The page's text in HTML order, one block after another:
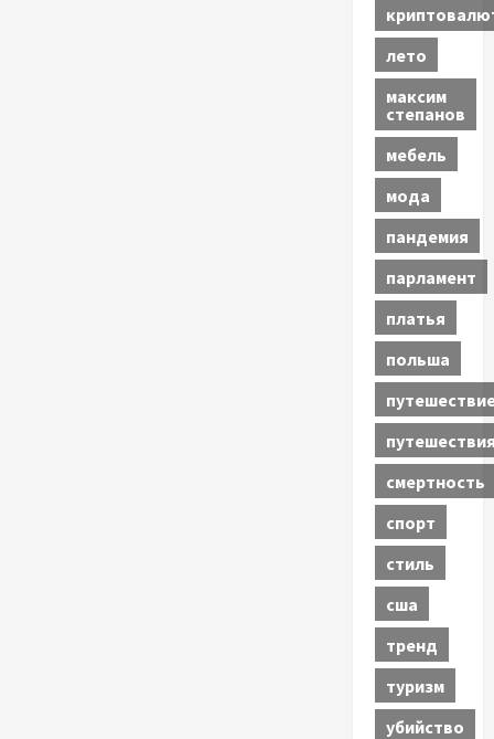
лето
максим
степанов
мебель
мода
пандемия
парламент
платья
польша
смертность
спорт
стиль
сша
тренд
туризм
убийство